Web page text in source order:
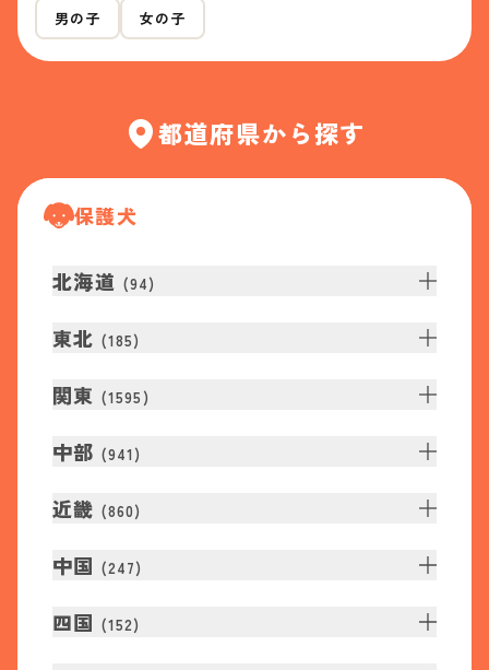
男の子 女の子
都道府県から探す
保護犬
北海道 (94)
東北 (185)
関東 (1595 )
中部 (941 )
近畿 (860)
中国 (247)
四国 (152)